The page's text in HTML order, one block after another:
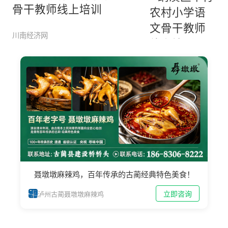
骨干教师线上培训
川南经济网
聂墩墩麻辣鸡，百年传承的古蔺经典特色美食！
泸州古蔺聂墩墩麻辣鸡 立即咨询